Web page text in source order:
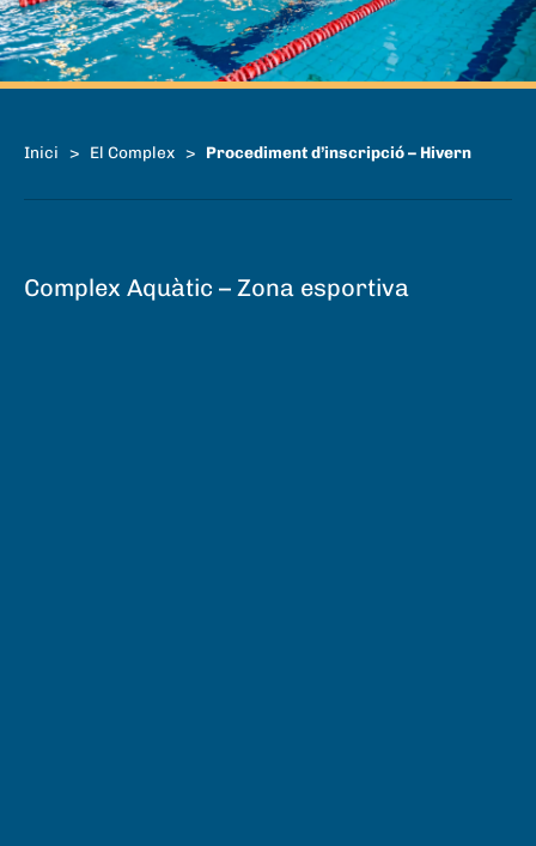
Inici > El Complex > Procediment d’inscripció – Hivern
Complex Aquàtic – Zona esportiva